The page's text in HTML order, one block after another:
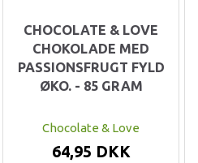
CHOCOLATE & LOVE
CHOKOLADE MED
PASSIONSFRUGT FYLD
ØKO. - 85 GRAM
Chocolate & Love
64,95 DKK